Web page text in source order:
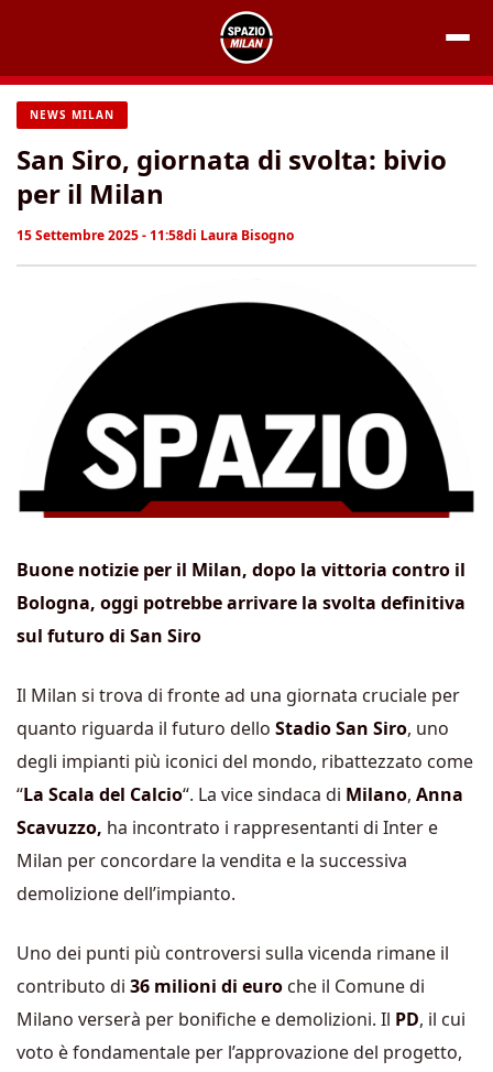
contenuto
NEWS MILAN
San Siro, giornata di svolta: bivio
per il Milan
15 Settembre 2025 - 11:58di Laura Bisogno
Buone notizie per il Milan, dopo la vittoria contro il
Bologna, oggi potrebbe arrivare la svolta definitiva
sul futuro di San Siro
Il Milan si trova di fronte ad una giornata cruciale per
quanto riguarda il futuro dello Stadio San Siro, uno
degli impianti più iconici del mondo, ribattezzato come
“La Scala del Calcio“. La vice sindaca di Milano, Anna
Scavuzzo, ha incontrato i rappresentanti di Inter e
Milan per concordare la vendita e la successiva
demolizione dell’impianto.
Uno dei punti più controversi sulla vicenda rimane il
contributo di 36 milioni di euro che il Comune di
Milano verserà per bonifiche e demolizioni. Il PD, il cui
voto è fondamentale per l’approvazione del progetto,